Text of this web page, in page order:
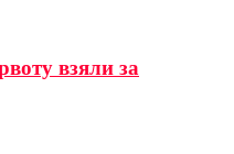
взяли за